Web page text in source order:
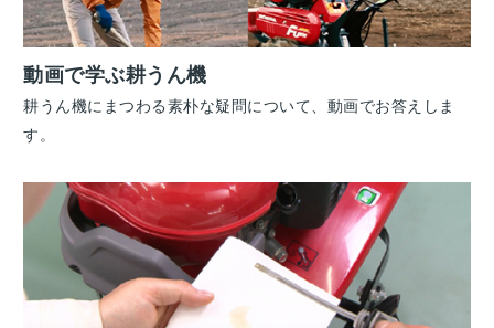
動画で学ぶ耕うん機
耕うん機にまつわる素朴な疑問について、動画でお答えしま
す。